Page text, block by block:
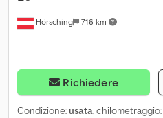
Hörsching 716 km
Richiedere
Condizione:usata, chilometraggio: